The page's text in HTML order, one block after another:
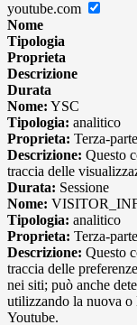
youtube.com
Nome
Tipologia
Proprieta
Descrizione
Durata
Nome: YSC
Tipologia: analitico
Proprieta: Terza-parte
Descrizione: Questo
traccia delle
Durata: Sessione
Nome:
Tipologia: analitico
Proprieta: Terza-parte
Descrizione: Questo
traccia delle
nei siti; può anche
utilizzando la nuova o
Youtube.